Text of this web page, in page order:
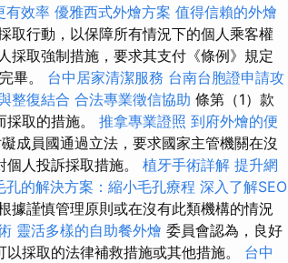
有效率 優雅西式外燴方案 值得信賴的外燴
取行動，以保障所有情況下的個人乘客權
採取強制措施，要求其支付《條例》規定
畢。 台中居家清潔服務 台南台胞證申請攻
整復結合 合法專業徵信協助 條第（1）款
取的措施。 推拿專業證照 到府外燴的便
成員國通過立法，要求國家主管機關在沒
人投訴採取措施。 植牙手術詳解 提升網
孔的解決方案：縮小毛孔療程 深入了解SEO
據謹慎管理原則或在沒有此類機構的情況
靈活多樣的自助餐外燴 委員會認為，良好
採取的法律補救措施或其他措施。 台中